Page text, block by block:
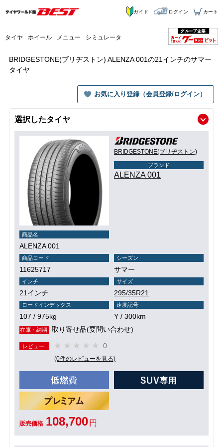
タイヤ ホイール メニュー シミュレータ
ガイド ログイン カート
BRIDGESTONE(ブリヂストン) ALENZA 001の21インチのサマー
タイヤ
お気に入り登録（会員登録/ログイン）
選択したタイヤ
BRIDGESTONE(ブリヂストン)
ブランド
ALENZA 001
商品名
ALENZA 001
商品コード
11625717
シーズン
サマー
インチ
21インチ
サイズ
295/35R21
ロードインデックス
107 / 975kg
速度記号
Y / 300km
在庫・納期 取り寄せ品(要問い合わせ)
レビュー 0
(0件のレビューを見る)
販売価格 108,700 円